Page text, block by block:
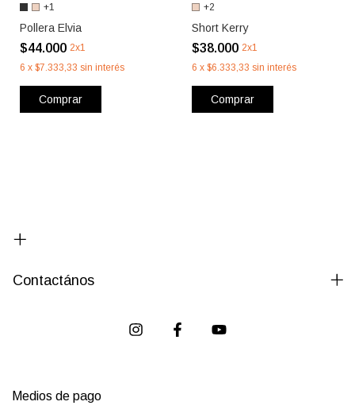
+1
Pollera Elvia
$44.000 2x1
6 x $7.333,33 sin interés
Comprar
+2
Short Kerry
$38.000 2x1
6 x $6.333,33 sin interés
Comprar
Contactános
Medios de pago